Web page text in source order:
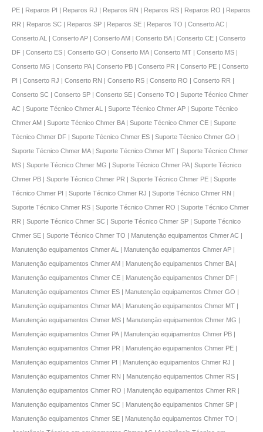
PE | Reparos PI | Reparos RJ | Reparos RN | Reparos RS | Reparos RO | Reparos
RR | Reparos SC | Reparos SP | Reparos SE | Reparos TO | Conserto AC |
Conserto AL | Conserto AP | Conserto AM | Conserto BA | Conserto CE | Conserto
DF | Conserto ES | Conserto GO | Conserto MA | Conserto MT | Conserto MS |
Conserto MG | Conserto PA | Conserto PB | Conserto PR | Conserto PE | Conserto
PI | Conserto RJ | Conserto RN | Conserto RS | Conserto RO | Conserto RR |
Conserto SC | Conserto SP | Conserto SE | Conserto TO | Suporte Técnico Chmer
AC | Suporte Técnico Chmer AL | Suporte Técnico Chmer AP | Suporte Técnico
Chmer AM | Suporte Técnico Chmer BA | Suporte Técnico Chmer CE | Suporte
Técnico Chmer DF | Suporte Técnico Chmer ES | Suporte Técnico Chmer GO |
Suporte Técnico Chmer MA | Suporte Técnico Chmer MT | Suporte Técnico Chmer
MS | Suporte Técnico Chmer MG | Suporte Técnico Chmer PA | Suporte Técnico
Chmer PB | Suporte Técnico Chmer PR | Suporte Técnico Chmer PE | Suporte
Técnico Chmer PI | Suporte Técnico Chmer RJ | Suporte Técnico Chmer RN |
Suporte Técnico Chmer RS | Suporte Técnico Chmer RO | Suporte Técnico Chmer
RR | Suporte Técnico Chmer SC | Suporte Técnico Chmer SP | Suporte Técnico
Chmer SE | Suporte Técnico Chmer TO | Manutençāo equipamentos Chmer AC |
Manutençāo equipamentos Chmer AL | Manutençāo equipamentos Chmer AP |
Manutençāo equipamentos Chmer AM | Manutençāo equipamentos Chmer BA |
Manutençāo equipamentos Chmer CE | Manutençāo equipamentos Chmer DF |
Manutençāo equipamentos Chmer ES | Manutençāo equipamentos Chmer GO |
Manutençāo equipamentos Chmer MA | Manutençāo equipamentos Chmer MT |
Manutençāo equipamentos Chmer MS | Manutençāo equipamentos Chmer MG |
Manutençāo equipamentos Chmer PA | Manutençāo equipamentos Chmer PB |
Manutençāo equipamentos Chmer PR | Manutençāo equipamentos Chmer PE |
Manutençāo equipamentos Chmer PI | Manutençāo equipamentos Chmer RJ |
Manutençāo equipamentos Chmer RN | Manutençāo equipamentos Chmer RS |
Manutençāo equipamentos Chmer RO | Manutençāo equipamentos Chmer RR |
Manutençāo equipamentos Chmer SC | Manutençāo equipamentos Chmer SP |
Manutençāo equipamentos Chmer SE | Manutençāo equipamentos Chmer TO |